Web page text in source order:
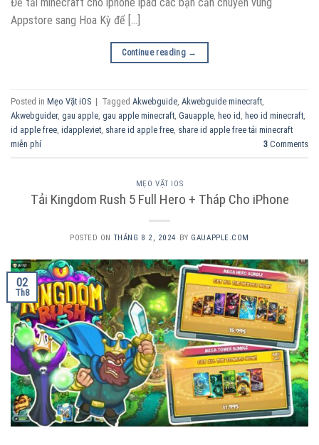
Để tải minecraft cho iphone ipad các bạn cần chuyển vùng
Appstore sang Hoa Kỳ để […]
Continue reading →
Posted in Mẹo Vặt iOS | Tagged Akwebguide Akwebguide minecraft
Akwebguider, gau apple gau apple minecraft Gauapple heo id heo id minecraft
id apple free idappleviet share id apple free share id apple free tải minecraft
miễn phí
3 Comments
MẸO VẶT IOS
Tải Kingdom Rush 5 Full Hero + Tháp Cho iPhone
POSTED ON THÁNG 8 2, 2024 BY GAUAPPLE.COM
02
Th8